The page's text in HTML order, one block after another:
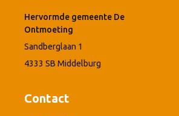
Hervormde gemeente De
Ontmoeting
Sandberglaan 1
4333 SB Middelburg
Contact